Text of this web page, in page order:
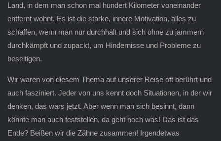
Land, in dem man schon mal hundert Kilometer voneinander
entfernt wohnt. Es ist die starke, innere Motivation, alles zu
schaffen, wenn man nur durchhält und sich ohne zu jammern
durchkämpft und zupackt, um Hindernisse und Probleme zu
beseitigen.
Wir waren von diesem Thema auf unserer Reise oft berührt und
auch fasziniert. Jeder von uns kennt doch Situationen, in der wir
denken, das wars jetzt. Aber wenn man sich besinnt, dann
könnte man auch feststellen, da geht noch was! Das ist das
Ende? Beißen wir die Zähne zusammen! Irgendetwas